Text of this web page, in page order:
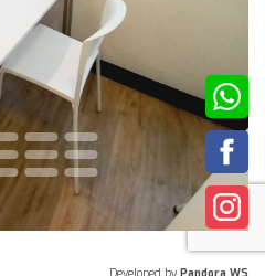
Developed by Pandora WS